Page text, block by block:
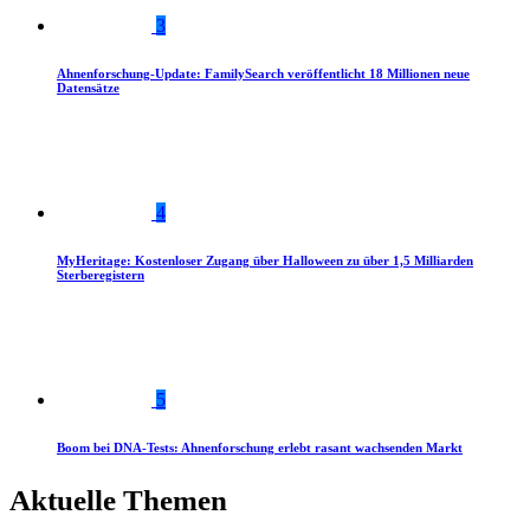
3
Ahnenforschung-Update: FamilySearch veröffentlicht 18 Millionen neue
Datensätze
4
MyHeritage: Kostenloser Zugang über Halloween zu über 1,5 Milliarden
Sterberegistern
5
Boom bei DNA-Tests: Ahnenforschung erlebt rasant wachsenden Markt
Aktuelle Themen